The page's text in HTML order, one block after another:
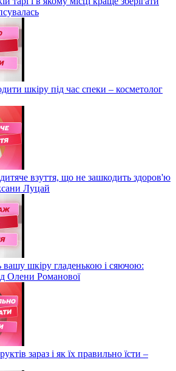
шкіру під час спеки – косметолог
взуття, що не зашкодить здоров'ю
Луцай
вашу шкіру гладенькою і сяючою:
Олени Романової
зараз і як їх правильно їсти –